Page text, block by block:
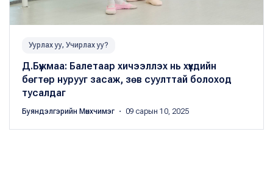
Уурлах уу, Учирлах уу?
Д.Бүжмаа: Балетаар хичээллэх нь хүүхдийн
бөгтөр нурууг засаж, зөв суулттай болоход
тусалдаг
Буяндэлгэрийн Мөнхчимэг ・ 09 сарын 10, 2025